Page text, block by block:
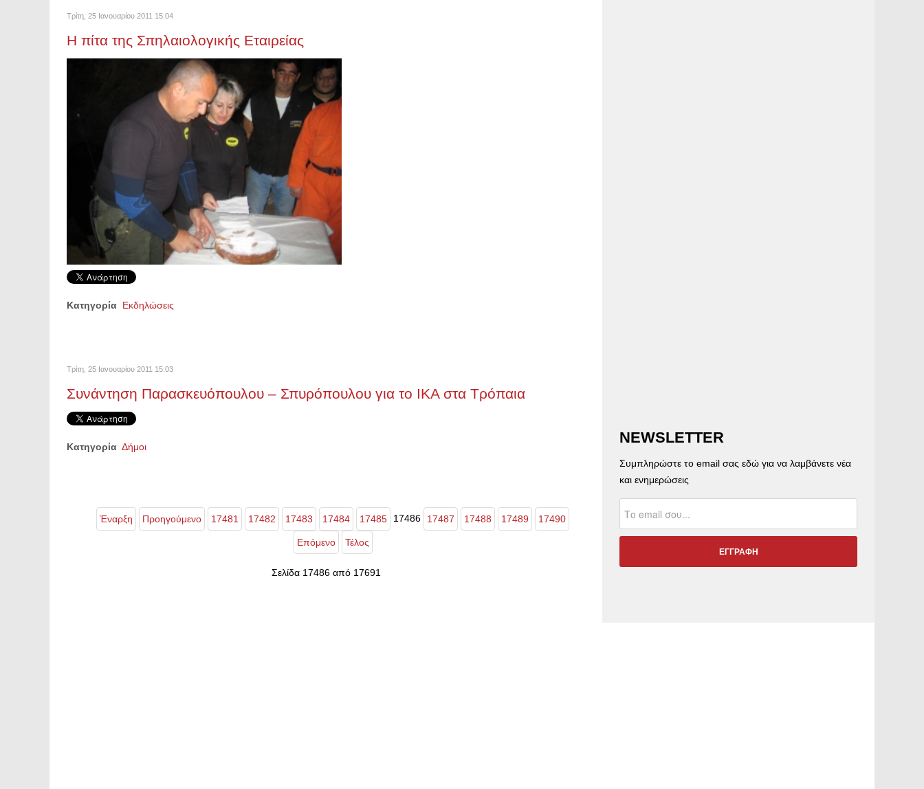
Τρίτη, 25 Ιανουαρίου 2011 15:04
Η πίτα της Σπηλαιολογικής Εταιρείας
Κατηγορία Εκδηλώσεις
Τρίτη, 25 Ιανουαρίου 2011 15:03
Συνάντηση Παρασκευόπουλου – Σπυρόπουλου για το ΙΚΑ στα Τρόπαια
Κατηγορία Δήμοι
Έναρξη Προηγούμενο 17481 17482 17483 17484 17485 17486 17487 17488 17489 17490
Επόμενο Τέλος
Σελίδα 17486 από 17691
NEWSLETTER
Συμπληρώστε το email σας εδώ για να λαμβάνετε νέα
και ενημερώσεις